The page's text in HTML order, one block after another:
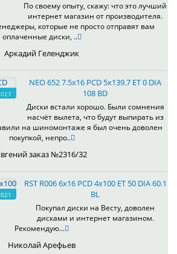
По своему опыту, скажу: что это лучший
интернет магазин от производителя.
которые не просто отправят вам
оплаченные диски, ..
Аркадий Геленджик
NEO 652 7.5x16 PCD 5x139.7 ET 0 DIA
108 BD
Диски встали хорошо. Были сомнения
насчёт вылета, что будут выпирать из
на шиномонтаже я был очень доволен
покупкой, непро..
заказ №2316/32
RST R006 6x16 PCD 4x100 ET 50 DIA 60.1
BL
Покупал диски на Весту, доволен
дисками и интернет магазином.
Рекомендую...
Николай Арефьев